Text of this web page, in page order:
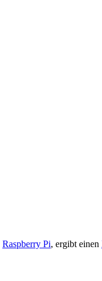
Raspberry Pi, ergibt einen